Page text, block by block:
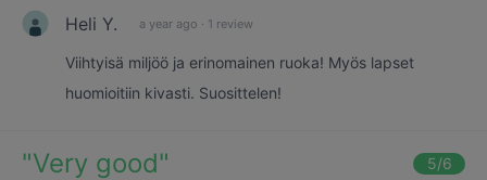
Heli Y. a year ago · 1 review
Viihtyisä miljöö ja erinomainen ruoka! Myös lapset
huomioitiin kivasti. Suosittelen!
"Very good" 5/6